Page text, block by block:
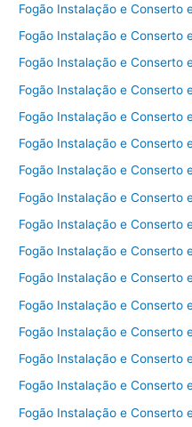
Fogão Instalação e Conserto
Fogão Instalação e Conserto
Fogão Instalação e Conserto
Fogão Instalação e Conserto
Fogão Instalação e Conserto
Fogão Instalação e Conserto
Fogão Instalação e Conserto
Fogão Instalação e Conserto
Fogão Instalação e Conserto
Fogão Instalação e Conserto
Fogão Instalação e Conserto
Fogão Instalação e Conserto
Fogão Instalação e Conserto
Fogão Instalação e Conserto
Fogão Instalação e Conserto
Fogão Instalação e Conserto